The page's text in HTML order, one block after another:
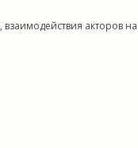
взаимодействия акторов